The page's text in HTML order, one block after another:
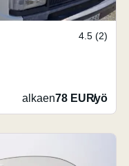
4.5 (2)
alkaen78 EUR/yö